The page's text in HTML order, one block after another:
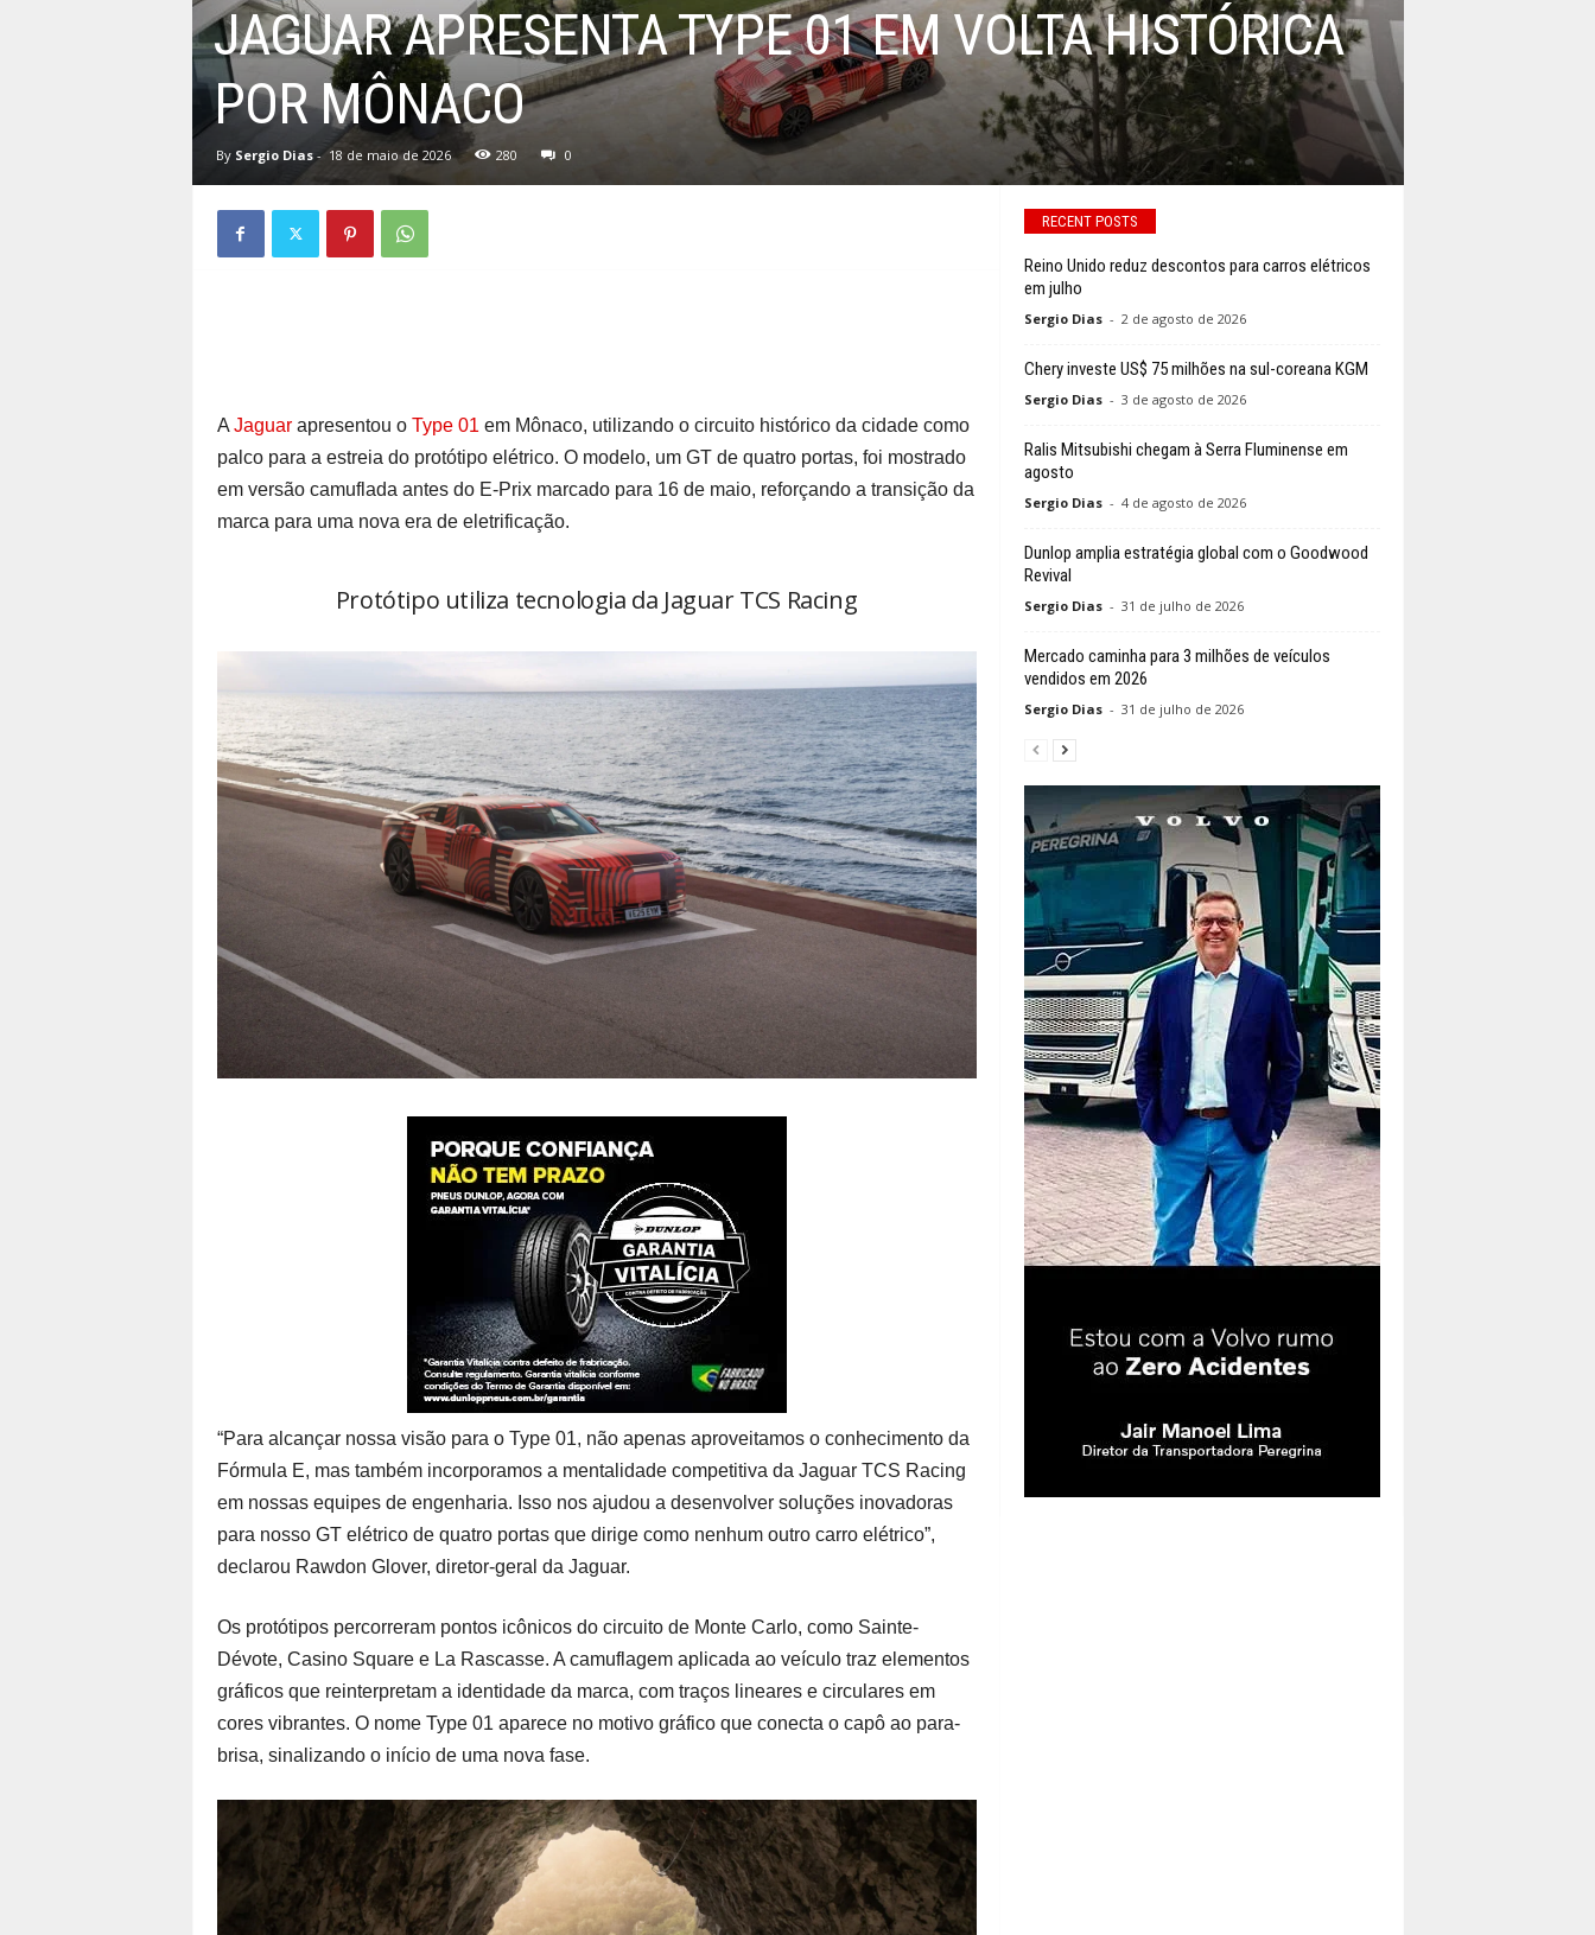
JAGUAR APRESENTA TYPE 01 EM VOLTA HISTÓRICA
POR MÔNACO
By Sergio Dias- 18 de maio de 2026 280 0
A Jaguarapresentou o Type 01 em Mônaco, utilizando o circuito histórico da cidade como
palco para a estreia do protótipo elétrico. O modelo, um GT de quatro portas, foi mostrado
em versão camuflada antes do E-Prix marcado para 16 de maio, reforçando a transição da
marca para uma nova era de eletrificação.
Protótipo utiliza tecnologia da Jaguar TCS Racing
“Para alcançar nossa visão para o Type 01, não apenas aproveitamos o conhecimento da
Fórmula E, mas também incorporamos a mentalidade competitiva da Jaguar TCS Racing
em nossas equipes de engenharia. Isso nos ajudou a desenvolver soluções inovadoras
para nosso GT elétrico de quatro portas que dirige como nenhum outro carro elétrico”,
declarou Rawdon Glover, diretor-geral da Jaguar.
Os protótipos percorreram pontos icônicos do circuito de Monte Carlo, como Sainte-
Dévote, Casino Square e La Rascasse. A camuflagem aplicada ao veículo traz elementos
gráficos que reinterpretam a identidade da marca, com traços lineares e circulares em
cores vibrantes. O nome Type 01 aparece no motivo gráfico que conecta o capô ao para-
brisa, sinalizando o início de uma nova fase.
RECENT POSTS
Reino Unido reduz descontos para carros elétricos
em julho
Sergio Dias - 2 de agosto de 2026
Chery investe US$ 75 milhões na sul-coreana KGM
Sergio Dias - 3 de agosto de 2026
Ralis Mitsubishi chegam à Serra Fluminense em
agosto
Sergio Dias - 4 de agosto de 2026
Dunlop amplia estratégia global com o Goodwood
Revival
Sergio Dias - 31 de julho de 2026
Mercado caminha para 3 milhões de veículos
vendidos em 2026
Sergio Dias - 31 de julho de 2026